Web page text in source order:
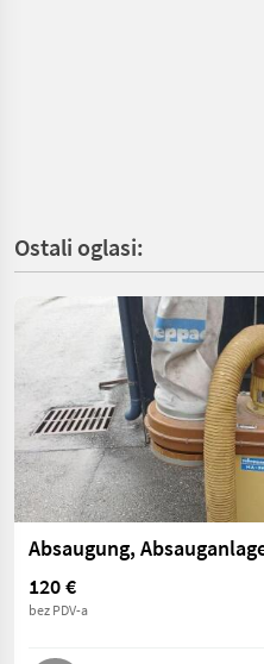
Ostali oglasi:
120 €
bez PDV-a